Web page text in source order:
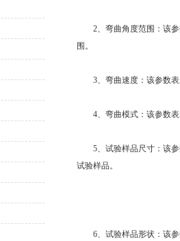
2、弯曲角度范围：该参
围。
3、弯曲速度：该参数表
4、弯曲模式：该参数表
5、试验样品尺寸：该参
试验样品。
6、试验样品形状：该参